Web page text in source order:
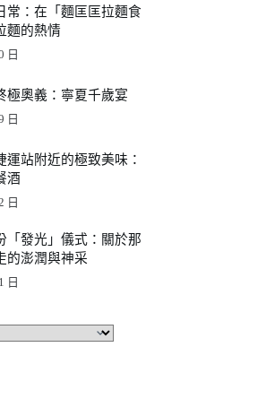
常：在「麵匡匡拉麵食
麵的熱情
日
極奧義：寧夏千歲宴
日
運站附近的極致美味：
酒
日
「發光」儀式：關於那
的澎潤與神采
日